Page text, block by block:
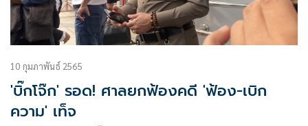
10 กุมภาพันธ์ 2565
'บิ๊กโจ๊ก' รอด! ศาลยกฟ้องคดี 'ฟ้อง-เบิก
ความ' เท็จ